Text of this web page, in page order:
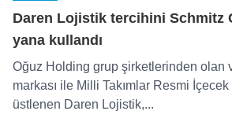
Daren Lojistik tercihini Schmitz
yana kullandı
Oğuz Holding grup şirketlerinden olan
markası ile Milli Takımlar Resmi
üstlenen Daren Lojistik,...